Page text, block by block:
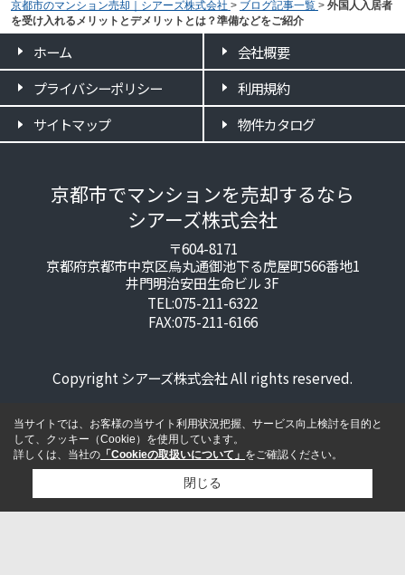
京都市のマンション売却｜シアーズ株式会社 > ブログ記事一覧 > 外国人入居者
を受け入れるメリットとデメリットとは？準備などをご紹介
ホーム
会社概要
プライバシーポリシー
利用規約
サイトマップ
物件カタログ
京都市でマンションを売却するなら
シアーズ株式会社
〒604-8171
京都府京都市中京区烏丸通御池下る虎屋町566番地1
井門明治安田生命ビル 3F
TEL:075-211-6322
FAX:075-211-6166
Copyright シアーズ株式会社 All rights reserved.
当サイトでは、お客様の当サイト利用状況把握、サービス向上検討を目的と
して、クッキー（Cookie）を使用しています。
詳しくは、当社の 「Cookieの取扱いについて」 をご確認ください。
閉じる